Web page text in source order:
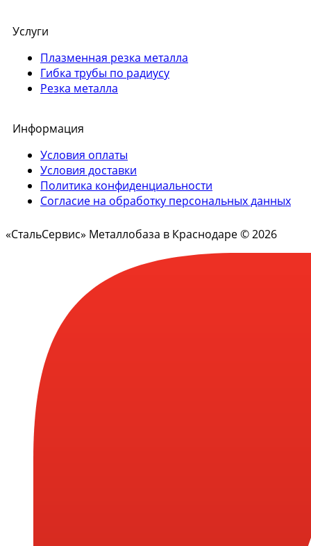
Услуги
Плазменная резка металла
Гибка трубы по радиусу
Резка металла
Информация
Условия оплаты
Условия доставки
Политика конфиденциальности
Согласие на обработку персональных данных
«СтальСервис» Металлобаза в Краснодаре © 2026